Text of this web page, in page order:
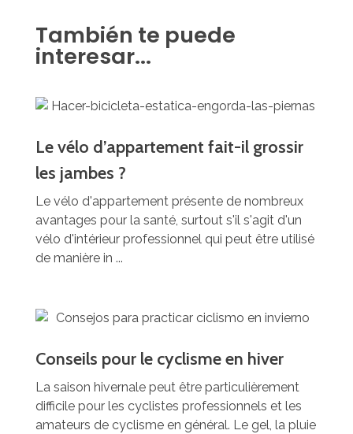
También te puede
interesar...
Le vélo d’appartement fait-il grossir
les jambes ?
Le vélo d'appartement présente de nombreux
avantages pour la santé, surtout s'il s'agit d'un
vélo d'intérieur professionnel qui peut être utilisé
de manière in ...
Conseils pour le cyclisme en hiver
La saison hivernale peut être particulièrement
difficile pour les cyclistes professionnels et les
amateurs de cyclisme en général. Le gel, la pluie